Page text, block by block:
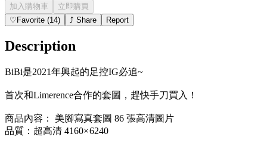
加入購物車
立即購買
♡ Favorite (14) ⤴ Share Report
Description
BiBi是2021年興起的足控IG必追~
首次和Limerence合作的套圖，趕快手刀買入！
商品內容： 美腳寫真套圖 86 張高清圖片
品質：超高清 4160× 6240